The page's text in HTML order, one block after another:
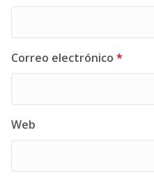
Correo electrónico *
Web